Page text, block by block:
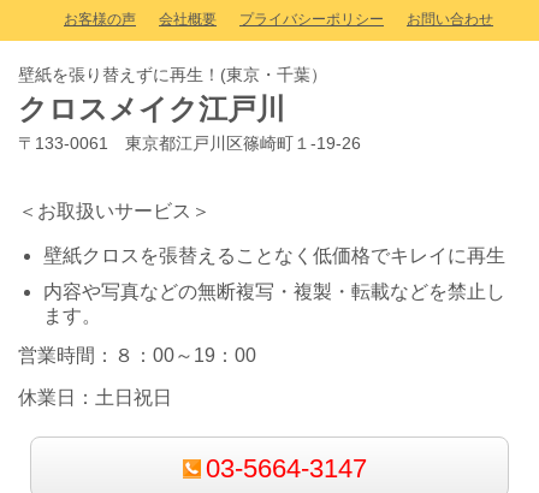
お客様の声
会社概要 プライバシーポリシー お問い合わせ
壁紙を張り替えずに再生！(東京・千葉）
クロスメイク江戸川
〒133-0061 東京都江戸川区篠崎町１-19-26
＜お取扱いサービス＞
壁紙クロスを張替えることなく低価格でキレイに再生
内容や写真などの無断複写・複製・転載などを禁止し
ます。
営業時間：８：00～19：00
休業日：土日祝日
03-5664-3147